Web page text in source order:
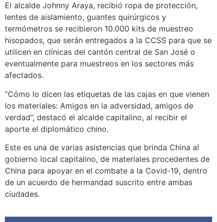
El alcalde Johnny Araya, recibió ropa de protección,
lentes de aislamiento, guantes quirúrgicos y
termómetros se recibieron 10.000 kits de muestreo
hisopados, que serán entregados a la CCSS para que se
utilicen en clínicas del cantón central de San José o
eventualmente para muestreos en los sectores más
afectados.
“Cómo lo dicen las etiquetas de las cajas en que vienen
los materiales: Amigos en la adversidad, amigos de
verdad”, destacó el alcalde capitalino, al recibir el
aporte el diplomático chino.
Este es una de varias asistencias que brinda China al
gobierno local capitalino, de materiales procedentes de
China para apoyar en el combate a la Covid-19, dentro
de un acuerdo de hermandad suscrito entre ambas
ciudades.